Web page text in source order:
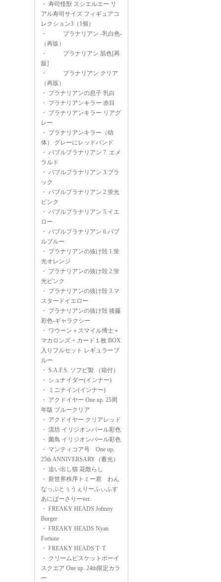
・ 寿司怪獣 スシエルエー リ
アル寿司サイズ フィギュアコ
レクション3（1個）
・
プラナリアン -乳白色-
（再販）
・
プラナリアン 肌色[再
販]
・
プラナリアン クリア
（再販）
・ プラナリアンの息子 乳白
・ プラナリアンキラー 赤目
・ プラナリアンキラー リアグ
レー
・ プラナリアンキラー（幼
体） グレーにレッドバンド
・ バブルプラナリアン 7. エメ
ラルド
・ バブルプラナリアン 3.ブラ
ック
・ バブルプラナリアン 2.蛍光
ピンク
・ バブルプラナリアン 5.イエ
ロー
・ バブルプラナリアン 6.バブ
ルブルー
・ プラナリアンの抜け殻 1.蛍
光オレンジ
・ プラナリアンの抜け殻 2.蛍
光ピンク
・ プラナリアンの抜け殻 3.マ
スタードイエロー
・ プラナリアンの抜け殻 後藤
彩色-ギャラクシー
・ ワウーン＋スマイル博士＋
マカロンズ + カード１枚 BOX
入りフルセット レギュラーブ
ルー
・ S.A.F.S. ソフビ製 （箱付）
・ シュナイダー(インナー)
・
ミニナイン(インナー)
・ アクドイヤー One up. 25周
年版 ブルークリア
・ アクドイヤー クリアレッド
・ 流坊 イリジオンパール彩色
・ 菌鳥 イリジオンパール彩色
・ マンティコア号 One up.
25th ANNIVERSARY（蓄光）
・ 追い出し猫 花散らし
・ 新世界秩序トミー君 わん
なっぷとぅうぇりーふぃふす
あにばーさりーver.
・ FREAKY HEADS Johnny
Burger
・ FREAKY HEADS Nyan
Fortune
・ FREAKY HEADS T･T
・ クリームビスケットボーイ
スクエア One up. 24th限定カラ
ー